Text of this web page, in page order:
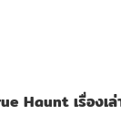
Haunt เรื่องเ